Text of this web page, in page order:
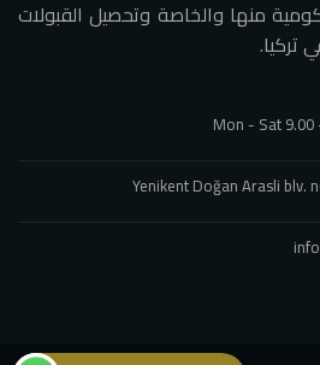
منها والخاصة وتحصيل القبولات
تركيا.
Mon - Sat 9.00
Yenikent Doğan Arasli blv.